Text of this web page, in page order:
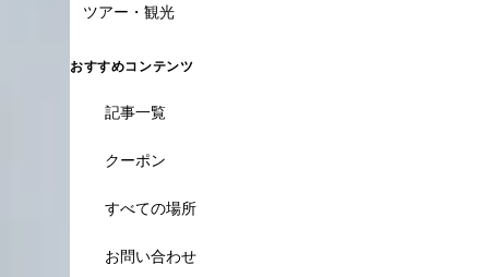
ツアー・観光
おすすめコンテンツ
記事一覧
クーポン
すべての場所
お問い合わせ